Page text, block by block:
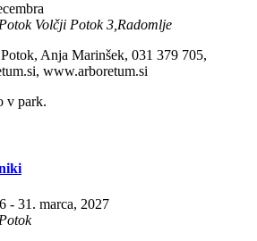
Volčji Potok 3,Radomlje
Anja Marinšek, 031 379 705,
www.arboretum.si
v park.
- 31. marca, 2027